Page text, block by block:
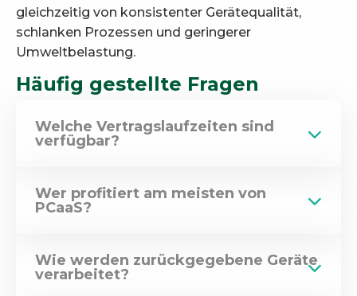
gleichzeitig von konsistenter Gerätequalität,
schlanken Prozessen und geringerer
Umweltbelastung.
Häufig gestellte Fragen
Welche Vertragslaufzeiten sind
verfügbar?
Wer profitiert am meisten von
PCaaS?
Wie werden zurückgegebene Geräte
verarbeitet?